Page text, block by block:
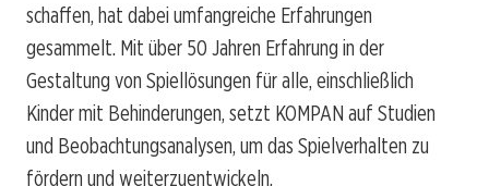
schaffen, hat dabei umfangreiche Erfahrungen
gesammelt. Mit über 50 Jahren Erfahrung in der
Gestaltung von Spiellösungen für alle, einschließlich
Kinder mit Behinderungen, setzt KOMPAN auf Studien
und Beobachtungsanalysen, um das Spielverhalten zu
fördern und weiterzuentwickeln.